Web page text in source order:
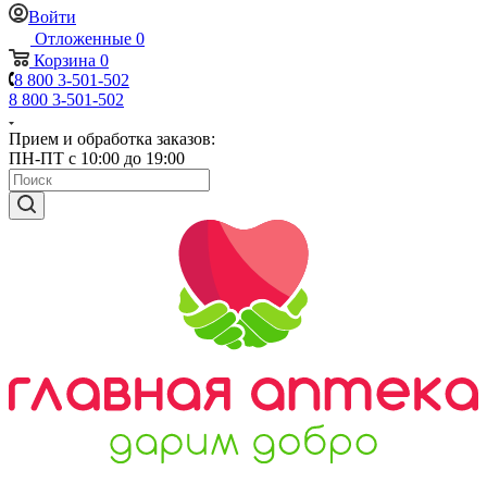
Войти
Отложенные 0
Корзина 0
8 800 3-501-502
8 800 3-501-502
Прием и обработка заказов:
ПН-ПТ с 10:00 до 19:00